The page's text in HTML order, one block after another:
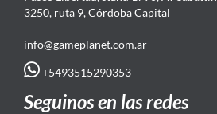
3250, ruta 9, Córdoba Capital
info@gameplanet.com.ar
+5493515290353
Seguinos en las redes